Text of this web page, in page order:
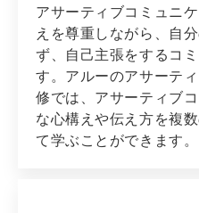
アサーティブコミュニ
えを尊重しながら、自
ず、自己主張をするコ
す。アルーのアサーテ
修では、アサーティブ
な心構えや伝え方を複
て学ぶことができます。